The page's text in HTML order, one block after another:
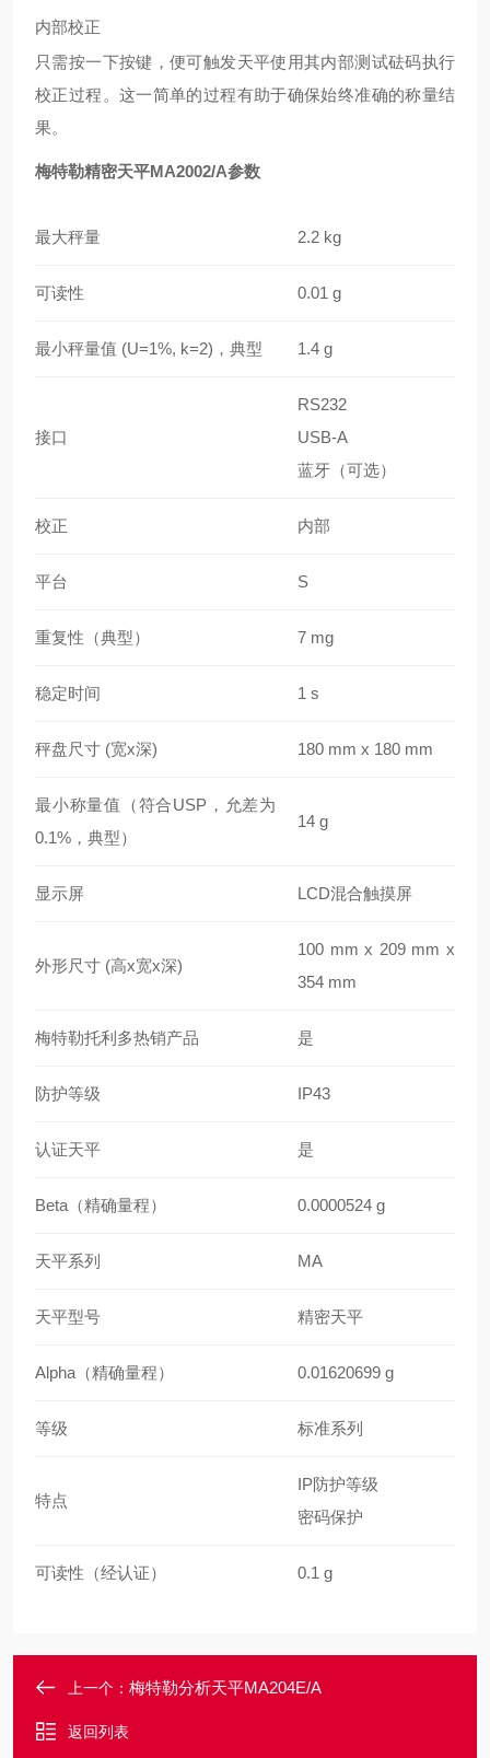
内部校正
只需按一下按键，便可触发天平使用其内部测试砝码执行
校正过程。这一简单的过程有助于确保始终准确的称量结
果。
梅特勒精密天平MA2002/A参数
最大秤量 2.2 kg
可读性 0.01 g
最小秤量值 (U=1%, k=2)，典型 1.4 g
接口
RS232
USB-A
蓝牙（可选）
校正 内部
平台 S
重复性（典型） 7 mg
稳定时间 1 s
秤盘尺寸 (宽x深) 180 mm x 180 mm
最小称量值（符合USP，允差为
0.1%，典型）
14 g
显示屏 LCD混合触摸屏
外形尺寸 (高x宽x深)
100 mm x 209 mm x
354 mm
梅特勒托利多热销产品 是
防护等级 IP43
认证天平 是
Beta（精确量程） 0.0000524 g
天平系列 MA
天平型号 精密天平
Alpha（精确量程） 0.01620699 g
等级 标准系列
特点
IP防护等级
密码保护
可读性（经认证） 0.1 g
上一个： 梅特勒分析天平MA204E/A
返回列表